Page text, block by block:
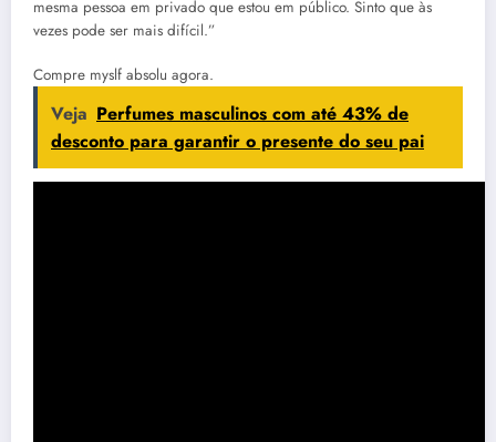
mesma pessoa em privado que estou em público. Sinto que às
vezes pode ser mais difícil.”
Compre myslf absolu agora.
Veja Perfumes masculinos com até 43% de
desconto para garantir o presente do seu pai